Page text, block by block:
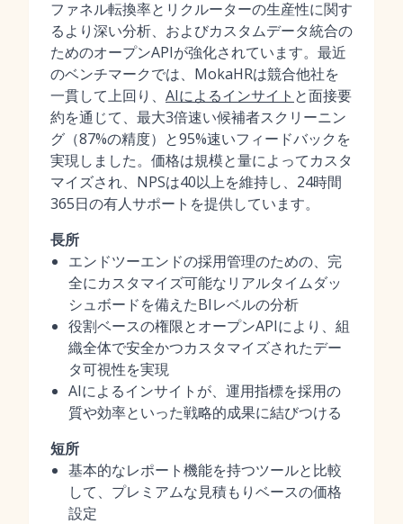
ファネル転換率とリクルーターの生産性に関す
るより深い分析、およびカスタムデータ統合の
ためのオープンAPIが強化されています。最近
のベンチマークでは、MokaHRは競合他社を
一貫して上回り、 AIによるインサイト と面接要
約を通じて、最大3倍速い候補者スクリーニン
グ（87%の精度）と95%速いフィードバックを
実現しました。価格は規模と量によってカスタ
マイズされ、NPSは40以上を維持し、24時間
365日の有人サポートを提供しています。
長所
エンドツーエンドの採用管理のための、完
全にカスタマイズ可能なリアルタイムダッ
シュボードを備えたBIレベルの分析
役割ベースの権限とオープンAPIにより、組
織全体で安全かつカスタマイズされたデー
タ可視性を実現
AIによるインサイトが、運用指標を採用の
質や効率といった戦略的成果に結びつける
短所
基本的なレポート機能を持つツールと比較
して、プレミアムな見積もりベースの価格
設定